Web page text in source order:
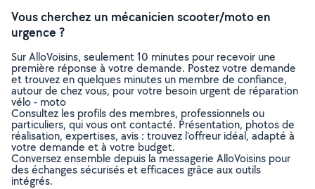
Vous cherchez un mécanicien scooter/moto en
urgence ?
Sur AlloVoisins, seulement 10 minutes pour recevoir une
première réponse à votre demande. Postez votre demande
et trouvez en quelques minutes un membre de confiance,
autour de chez vous, pour votre besoin urgent de réparation
vélo - moto
Consultez les profils des membres, professionnels ou
particuliers, qui vous ont contacté. Présentation, photos de
réalisation, expertises, avis : trouvez l'offreur idéal, adapté à
votre demande et à votre budget.
Conversez ensemble depuis la messagerie AlloVoisins pour
des échanges sécurisés et efficaces grâce aux outils
intégrés.